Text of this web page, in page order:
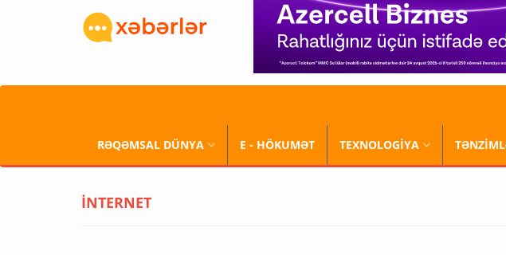
RƏQƏMSAL DÜNYA E - HÖKUMƏT TEXNOLOGİYA
İNTERNET